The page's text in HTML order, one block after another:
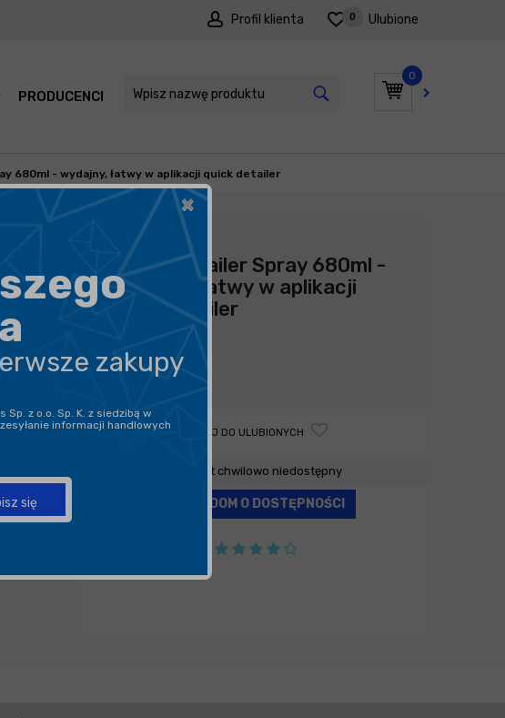
Profil klienta Ulubione
0
0
PRODUCENCI PROMOCJE
680ml - wydajny, łatwy w aplikacji quick detailer
Producent: Zymöl
Zymol Detailer Spray 680ml -
wydajny, łatwy w aplikacji
quick detailer
79,90 zł
litr
DODAJ DO ULUBIONYCH
Produkt chwilowo niedostępny
POWIADOM O DOSTĘPNOŚCI
×
zakupy
z o.o. Sp. K. z siedzibą w
informacji handlowych
się